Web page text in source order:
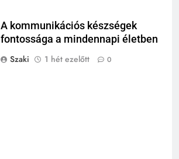
A kommunikációs készségek
fontossága a mindennapi életben
Szaki
1 hét ezelőtt 0